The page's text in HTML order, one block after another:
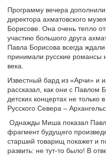
Программу вечера
директора ахматовского
Борисове. Она очень тепло
участию большого друга
Павла Борисова всегда
принимали русские романсы
века.
Известный бард из «Арчи» и
рассказал, как они с Павлом
детских концертах не только
Русского Севера –
Однажды Миша показал
фрагмент будущего
старший товарищ покажет и
развить: не тут-то было! В